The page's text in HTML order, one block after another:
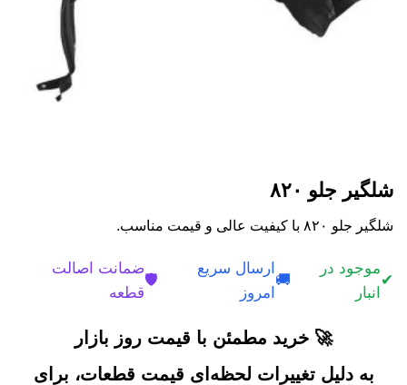
شلگیر جلو ۸۲۰
شلگیر جلو ۸۲۰ با کیفیت عالی و قیمت مناسب.
✔
موجود در
انبار
🚚
ارسال سریع
امروز
🛡️
ضمانت اصالت
قطعه
🚀 خرید مطمئن با قیمت روز بازار
به دلیل تغییرات لحظه‌ای قیمت قطعات، برای